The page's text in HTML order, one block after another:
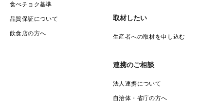
食べチョク基準
品質保証について
飲食店の方へ
取材したい
生産者への取材を申し込む
連携のご相談
法人連携について
自治体・省庁の方へ